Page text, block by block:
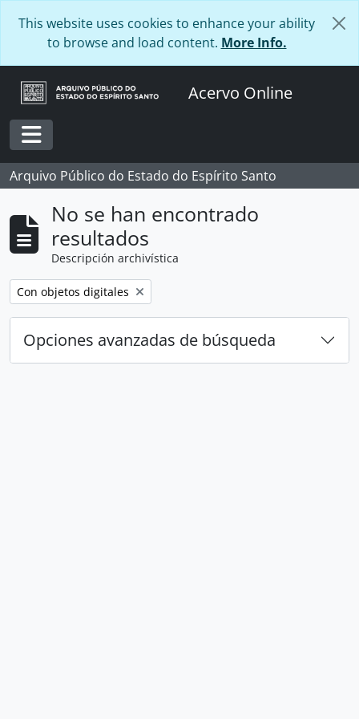
This website uses cookies to enhance your ability
to browse and load content. More Info.
Acervo Online
Toggle navigation
Arquivo Público do Estado do Espírito Santo
No se han encontrado
resultados
Descripción archivística
Remove filter:
Con objetos digitales
Opciones avanzadas de búsqueda